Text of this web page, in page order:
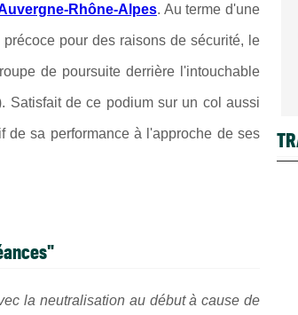
Rhône-Alpes. Au terme d'une
pour des raisons de sécurité, le
de poursuite derrière l'intouchable
Satisfait de ce podium sur un col aussi
de sa performance à l'approche de ses
la neutralisation au début à cause de